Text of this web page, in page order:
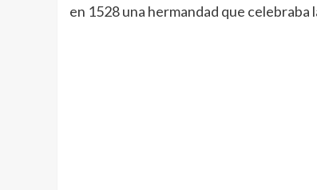
en 1528 una hermandad que celebraba